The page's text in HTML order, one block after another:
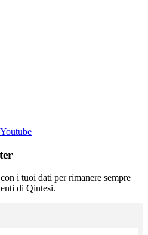
Youtube
i tuoi dati per rimanere sempre
di Qintesi.